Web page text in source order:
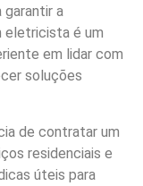
a
eletricista é um
em lidar com
soluções
de contratar um
residenciais e
úteis para